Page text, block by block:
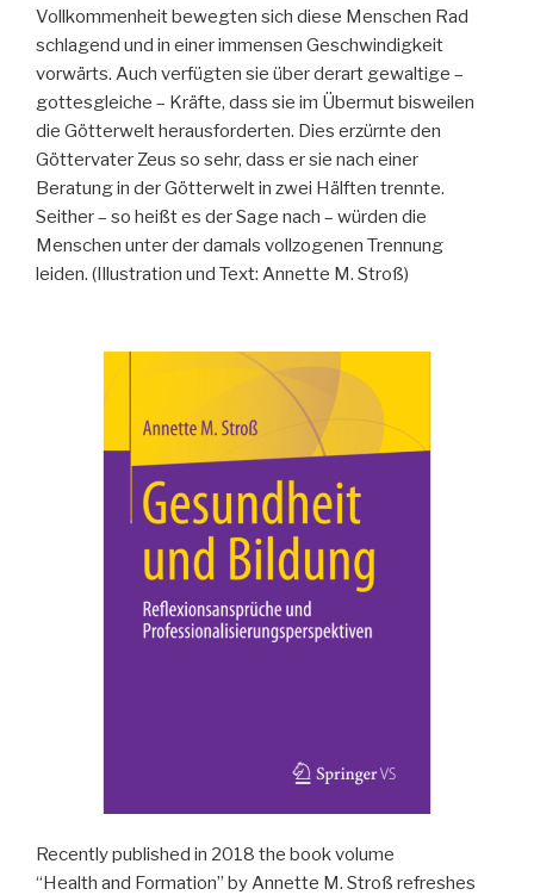
Vollkommenheit bewegten sich diese Menschen Rad
schlagend und in einer immensen Geschwindigkeit
vorwärts. Auch verfügten sie über derart gewaltige –
gottesgleiche – Kräfte, dass sie im Übermut bisweilen
die Götterwelt herausforderten. Dies erzürnte den
Göttervater Zeus so sehr, dass er sie nach einer
Beratung in der Götterwelt in zwei Hälften trennte.
Seither – so heißt es der Sage nach – würden die
Menschen unter der damals vollzogenen Trennung
leiden. (Illustration und Text: Annette M. Stroß)
Recently published in 2018 the book volume
“Health and Formation” by Annette M. Stroß refreshes